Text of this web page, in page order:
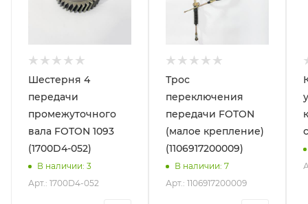
Шестерня 4
передачи
промежуточного
вала FOTON 1093
(1700D4-052)
В наличии: 3
Арт.: 1700D4-052
Трос
переключения
передачи FOTON
(малое крепление)
(1106917200009)
В наличии: 7
Арт.: 1106917200009